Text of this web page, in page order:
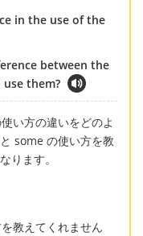
in the use of the
between the
them?
い方の違いをどのよ
some の使い方を教
ります。
教えてくれません